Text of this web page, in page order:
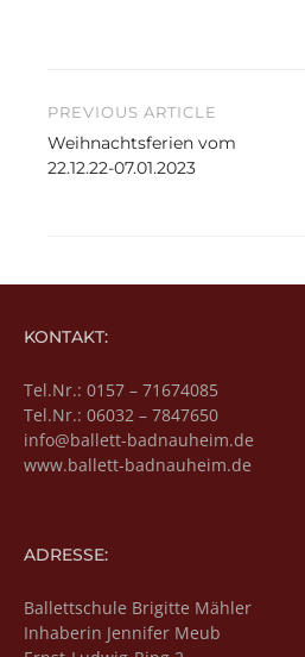
Beitragsnavigation
PREVIOUS ARTICLE
Weihnachtsferien vom
22.12.22-07.01.2023
KONTAKT:
Tel.Nr.: 0157 – 71674085
Tel.Nr.: 06032 – 7847650
info@ballett-badnauheim.de
www.ballett-badnauheim.de
ADRESSE:
Ballettschule Brigitte Mähler
Inhaberin Jennifer Meub